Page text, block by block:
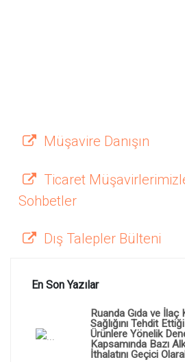
Müşavire Danışın
Ticaret
Sohbetler
Dış Talepler Bülteni
En Son Yazılar
Ruanda Gıda ve
Sağlığını Tehdit
Ürünlere Yönelik
Kapsamında Bazı
İthalatını Geçici